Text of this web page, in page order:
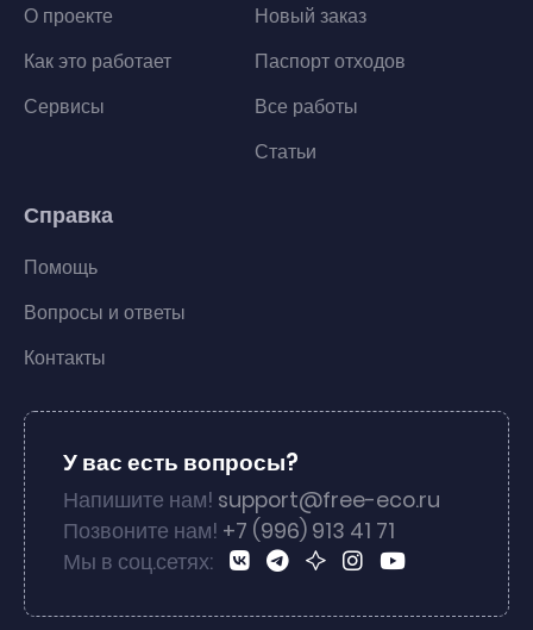
О проекте
Как это работает
Сервисы
Новый заказ
Паспорт отходов
Все работы
Статьи
Справка
Помощь
Вопросы и ответы
Контакты
У вас есть вопросы?
Напишите нам! support@free-eco.ru
Позвоните нам! +7 (996) 913 41 71
Мы в соц.сетях: